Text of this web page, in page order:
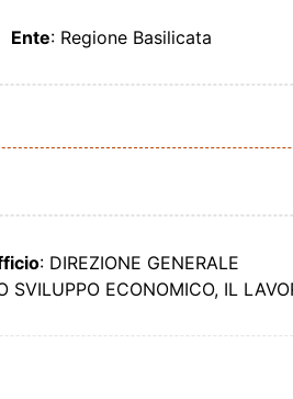
Ente: Regione Basilicata
: DIREZIONE GENERALE
SVILUPPO ECONOMICO, IL